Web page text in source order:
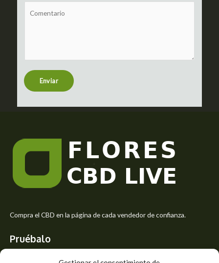
b
t
r
s
e
Enviar
Compra el CBD en la página de cada vendedor de confianza.
Pruébalo
Siente el mejor aroma de las flores CBD y usa los beneficios del